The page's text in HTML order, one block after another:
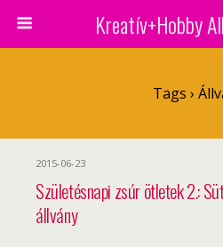
Kreatív+Hobby
Tags ›
2015-06-23
Születésnapi zsúr ötletek 2.:
állvány